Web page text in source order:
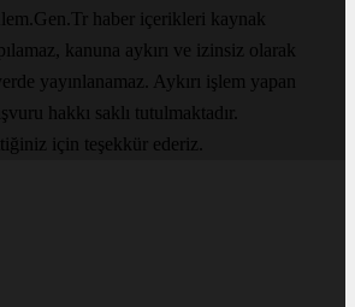
haber içerikleri kaynak
kanuna aykırı ve izinsiz olarak
yayınlanamaz. Aykırı işlem yapan
hakkı saklı tutulmaktadır.
için teşekkür ederiz.